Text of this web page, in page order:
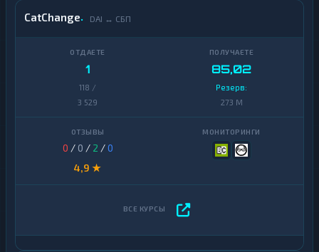
CatChange DAI ↔ СБП
1
118 /
3 529
85,02
Резерв:
273 M
0 / 0 / 2 /0
4,9 ★